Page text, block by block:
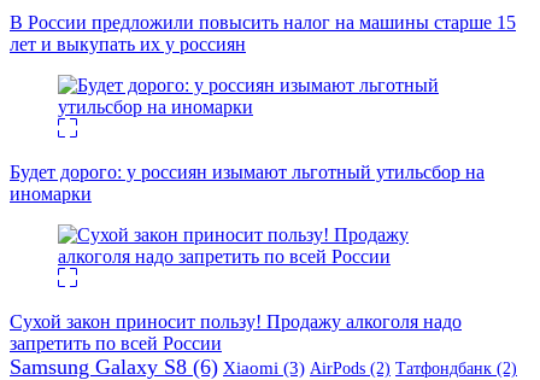
В России предложили повысить налог на машины старше 15
лет и выкупать их у россиян
Будет дорого: у россиян изымают льготный утильсбор на
иномарки
Сухой закон приносит пользу! Продажу алкоголя надо
запретить по всей России
Samsung Galaxy S8 (6) Xiaomi (3) AirPods (2) Татфондбанк (2)